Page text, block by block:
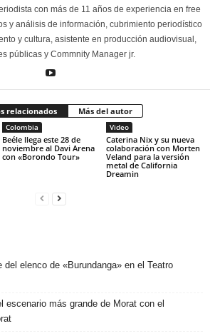
con más de 11 años de experiencia en free
y análisis de información, cubrimiento periodístico
y cultura, asistente en producción audiovisual,
públicas y Commnity Manager jr.
relacionados Más del autor
Colombia
Beéle llega este 28 de
noviembre al Davi Arena
con «Borondo Tour»
Video
Caterina Nix y su nueva
colaboración con Morten
Veland para la versión
metal de California
Dreamin
elenco de «Burundanga» en el Teatro
escenario más grande de Morat con el